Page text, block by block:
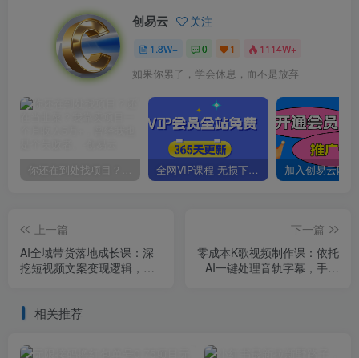
创易云 关注
1.8W+ 0 1 1114W+
如果你累了，学会休息，而不是放弃
你还在到处找项目？还在当韭菜？我靠卖项目一个月收入5万+，曾经我也是个失败者。 全网VIP课程 无损下载~
上一篇
AI全域带货落地成长课：深
挖短视频文案变现逻辑，参
下一篇
零成本K歌视频制作课：依托
AI一键处理音轨字幕，手把
相关推荐